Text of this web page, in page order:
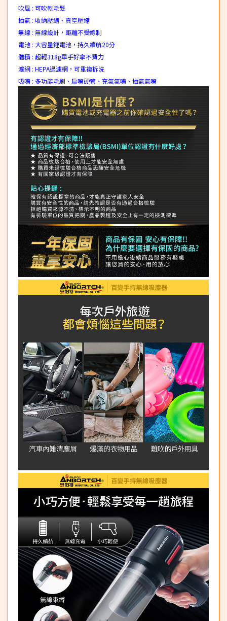
吹風 : 可吹乾毛髮
抽氣 : 收納壓縮、真空壓縮
無線 : 無線設計，距離不受線制
電池 : 大容量鋰電池，持久續航20分
體積 : 超輕318g單手好拿不費力
濾網 : HEPA過濾網，可重複拆洗
吸嘴 : 多功能毛刷、扁嘴硬管、充氣氣嘴、抽氣氣嘴